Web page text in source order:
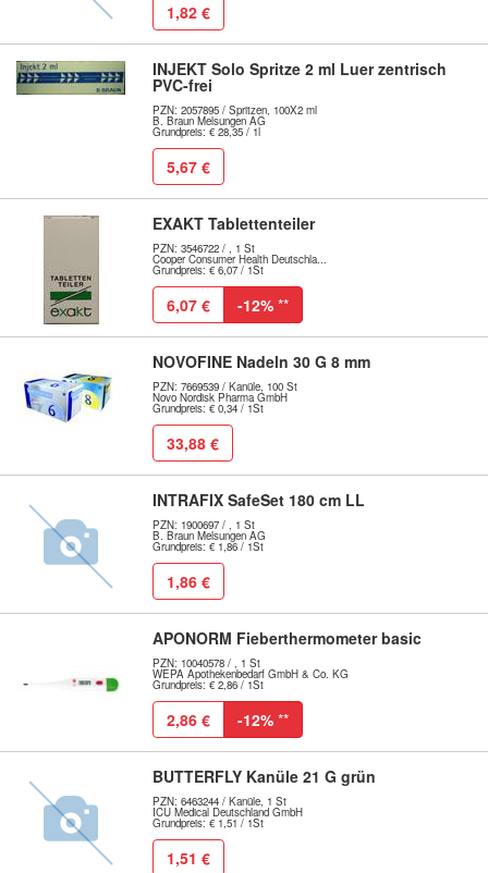
1,82 €
INJEKT Solo Spritze 2 ml Luer zentrisch
PVC-frei
PZN: 2057895 / Spritzen, 100X2 ml
B. Braun Melsungen AG
Grundpreis: € 28,35 / 1l
5,67 €
EXAKT Tablettenteiler
PZN: 3546722 / , 1 St
Cooper Consumer Health Deutschla...
Grundpreis: € 6,07 / 1St
6,07 € -12% **
NOVOFINE Nadeln 30 G 8 mm
PZN: 7669539 / Kanüle, 100 St
Novo Nordisk Pharma GmbH
Grundpreis: € 0,34 / 1St
33,88 €
INTRAFIX SafeSet 180 cm LL
PZN: 1900697 / , 1 St
B. Braun Melsungen AG
Grundpreis: € 1,86 / 1St
1,86 €
APONORM Fieberthermometer basic
PZN: 10040578 / , 1 St
WEPA Apothekenbedarf GmbH & Co. KG
Grundpreis: € 2,86 / 1St
2,86 € -12% **
BUTTERFLY Kanüle 21 G grün
PZN: 6463244 / Kanüle, 1 St
ICU Medical Deutschland GmbH
Grundpreis: € 1,51 / 1St
1,51 €